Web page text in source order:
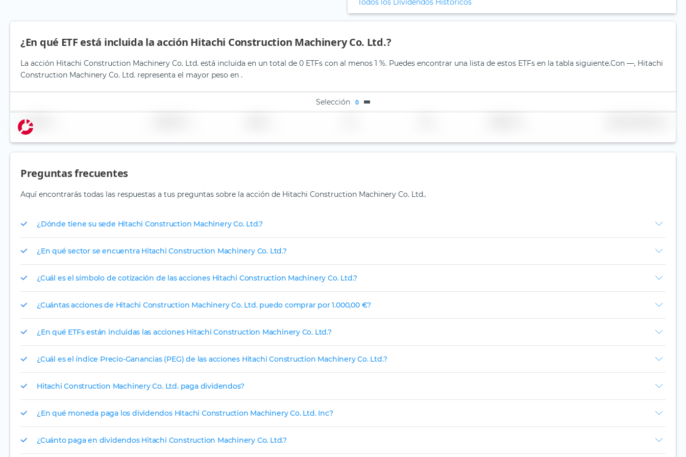
Todos los Dividendos Históricos
¿En qué ETF está incluida la acción Hitachi Construction Machinery Co. Ltd.?
La acción Hitachi Construction Machinery Co. Ltd. está incluida en un total de 0 ETFs con al menos 1 %. Puedes encontrar una lista de estos ETFs en la tabla siguiente.Con —, Hitachi
Construction Machinery Co. Ltd. representa el mayor peso en .
Selección 0
Nombre
Preguntas frecuentes
Aquí encontrarás todas las respuestas a tus preguntas sobre la acción de Hitachi Construction Machinery Co. Ltd..
¿Dónde tiene su sede Hitachi Construction Machinery Co. Ltd.?
¿En qué sector se encuentra Hitachi Construction Machinery Co. Ltd.?
¿Cuál es el símbolo de cotización de las acciones Hitachi Construction Machinery Co. Ltd.?
¿Cuántas acciones de Hitachi Construction Machinery Co. Ltd. puedo comprar por 1.000,00 €?
¿En qué ETFs están incluidas las acciones Hitachi Construction Machinery Co. Ltd.?
¿Cuál es el índice Precio-Ganancias (PEG) de las acciones Hitachi Construction Machinery Co. Ltd.?
Hitachi Construction Machinery Co. Ltd. paga dividendos?
¿En qué moneda paga los dividendos Hitachi Construction Machinery Co. Ltd. Inc?
¿Cuánto paga en dividendos Hitachi Construction Machinery Co. Ltd.?